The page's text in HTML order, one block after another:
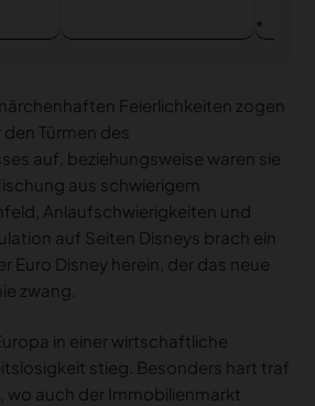
Feierlichkeiten zogen
Türmen des
auf, beziehungsweise waren sie
aus schwierigem
Anlaufschwierigkeiten und
auf Seiten Disneys brach ein
Euro Disney herein, der das neue
zwang.
in einer wirtschaftliche
stieg. Besonders hart traf
wo auch der Immobilienmarkt